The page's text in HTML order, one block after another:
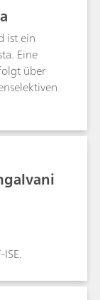
EP1
ist ein
Eine
über